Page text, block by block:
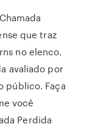
que traz
no elenco.
avaliado por
público. Faça
você
Perdida